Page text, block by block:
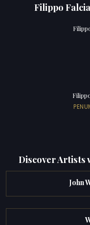
Filippo
Discover Artists
John